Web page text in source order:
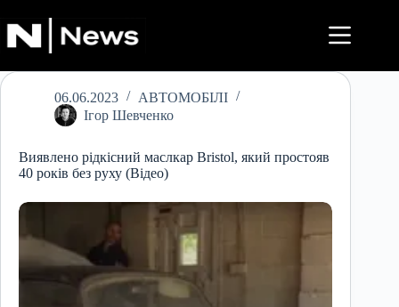
до
вмісту
06.06.2023
АВТОМОБІЛІ
Ігор Шевченко
Виявлено рідкісний маслкар Bristol, який простояв
40 років без руху (Відео)